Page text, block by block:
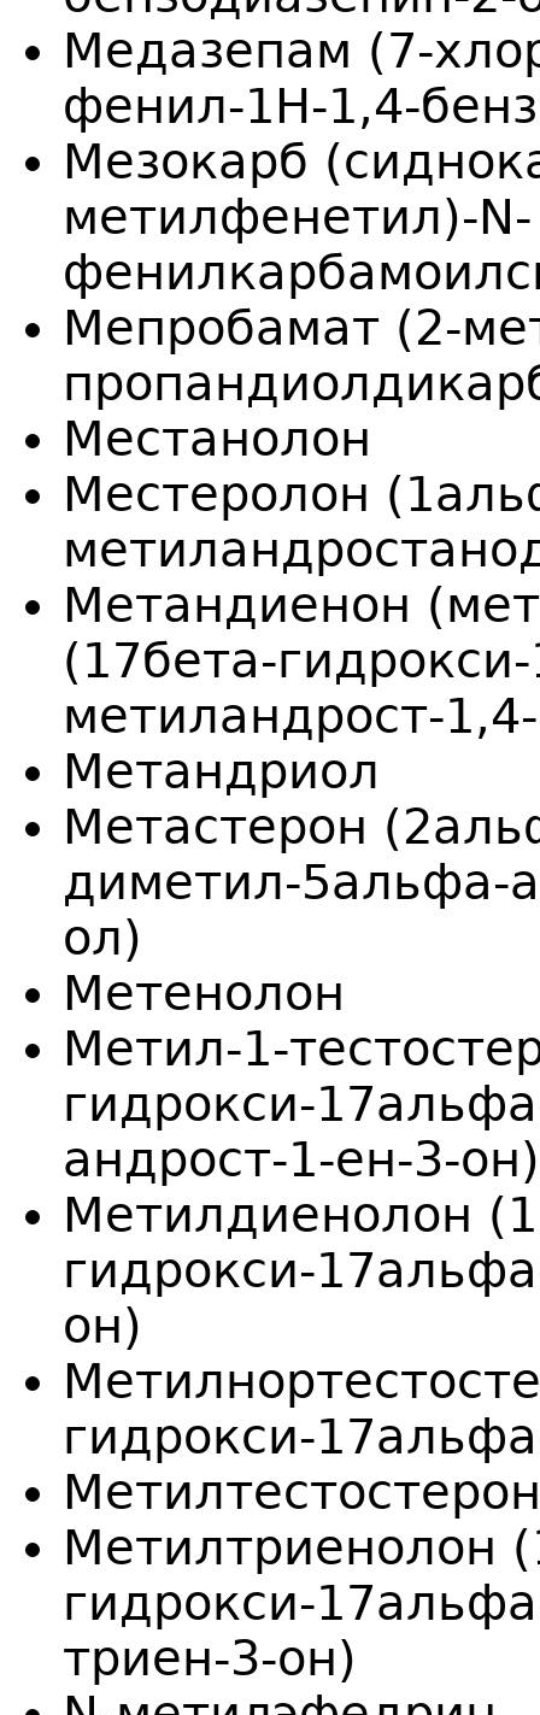
Медазепам (7-
фенил-1H-1,4-
Мезокарб
метилфенетил)-N-
Мепробамат (2-
Местанолон
Местеролон
Метандиенон
(17бета-
метиландрост-
Метандриол
Метастерон
диметил-5альфа-
ол)
Метенолон
Метил-1-
гидрокси-
андрост-1-ен-3-он)
Метилдиенолон
гидрокси-
он)
гидрокси-
Метилтестостерон
Метилтриенолон
гидрокси-
триен-3-он)